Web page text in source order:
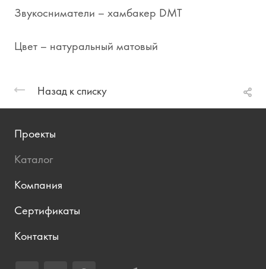
Звукосниматели – хамбакер DMT
Цвет – натуральный матовый
Назад к списку
Проекты
Каталог
Компания
Сертификаты
Контакты